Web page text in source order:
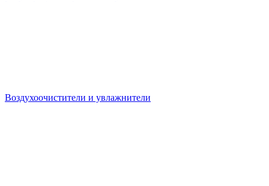
Воздухоочистители и увлажнители